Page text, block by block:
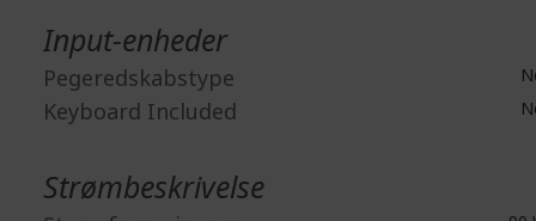
Input-enheder
Pegeredskabstype
Keyboard Included
Strømbeskrivelse